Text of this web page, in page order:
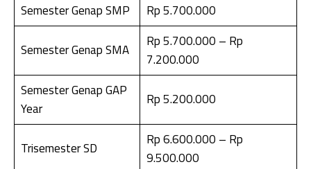
Semester Genap SMP
Rp 5.700.000
Semester Genap SMA
Rp 5.700.000 – Rp
7.200.000
Semester Genap GAP
Year
Rp 5.200.000
Trisemester SD
Rp 6.600.000 – Rp
9.500.000